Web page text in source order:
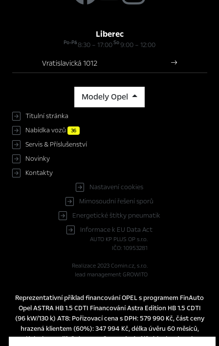
Liberec
Po-Pá8:30 – 17:00So9:00 – 12:00
Vratislavická 1012
Modely Opel
Titulní stránka
Nabídka vozů
36
Servis & Příslušenství
Novinky
Kontakty
Nastavení cookies
Mimosoudní řešení sporů
Energetické štítky pneumatik
Informace k EU Data Act
AUTO KP PLUS OP s.r.o.
IČO: 10953281
Realizace 2023 Comin.cz, s.r.o.
lead management GROWITO
Reprezentativní příklad financování OPEL s programem FinAuto
Opel ASTRA HB 1.5 CDTI Financování Astra Edition HB 1.5 CDTI
(96 kW/130 k) AT8: Pořizovací cena s DPH: 579 990 Kč, část ceny
hrazená klientem (60%): 347 994 Kč, délka úvěru 60 měsíců,
splátka bez pojištění 3.990 Kč, pevná výpůjční úroková sazba: